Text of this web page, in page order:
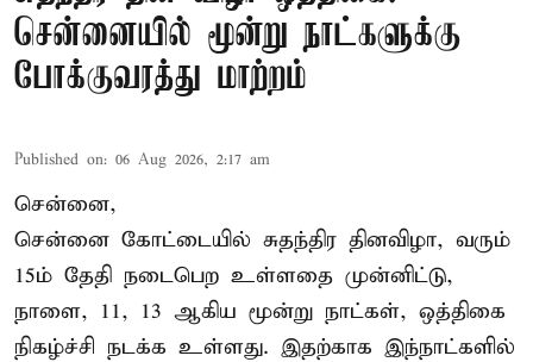
சென்னையில் மூன்று நாட்களுக்கு
போக்குவரத்து மாற்றம்
Published on: 06 Aug 2026, 2:17 am
சென்னை,
சென்னை கோட்டையில் சுதந்திர தினவிழா, வரும்
15ம் தேதி நடைபெற உள்ளதை முன்னிட்டு,
நாளை, 11, 13 ஆகிய மூன்று நாட்கள், ஒத்திகை
நிகழ்ச்சி நடக்க உள்ளது. இதற்காக இந்நாட்களில்